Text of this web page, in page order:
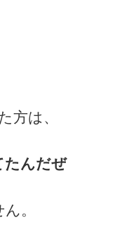
方は、
たんだぜ
。